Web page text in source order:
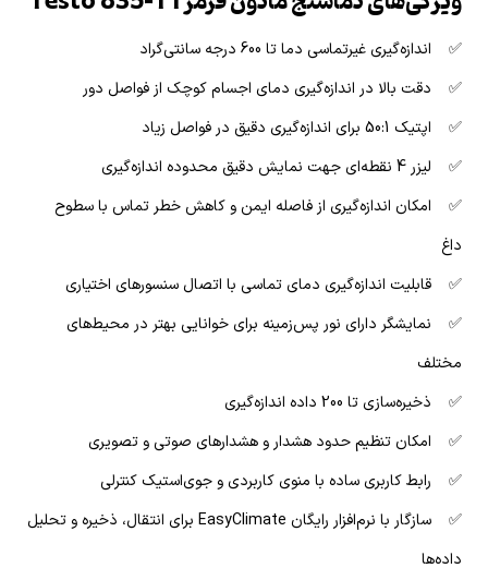
✅ اندازه‌گیری غیرتماسی دما تا 600 درجه سانتی‌گراد
✅ دقت بالا در اندازه‌گیری دمای اجسام کوچک از فواصل دور
✅ اپتیک 50:1 برای اندازه‌گیری دقیق در فواصل زیاد
✅ لیزر 4 نقطه‌ای جهت نمایش دقیق محدوده اندازه‌گیری
✅ امکان اندازه‌گیری از فاصله ایمن و کاهش خطر تماس با سطوح
داغ
✅ قابلیت اندازه‌گیری دمای تماسی با اتصال سنسورهای اختیاری
✅ نمایشگر دارای نور پس‌زمینه برای خوانایی بهتر در محیط‌های
مختلف
✅ ذخیره‌سازی تا 200 داده اندازه‌گیری
✅ امکان تنظیم حدود هشدار و هشدارهای صوتی و تصویری
✅ رابط کاربری ساده با منوی کاربردی و جوی‌استیک کنترلی
✅ سازگار با نرم‌افزار رایگان EasyClimate برای انتقال، ذخیره و تحلیل
داده‌ها